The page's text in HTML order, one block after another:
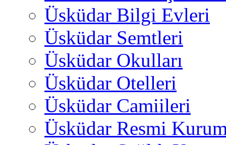
Üsküdar Bilgi Evleri
Üsküdar Semtleri
Üsküdar Okulları
Üsküdar Otelleri
Üsküdar Camiileri
Üsküdar Resmi